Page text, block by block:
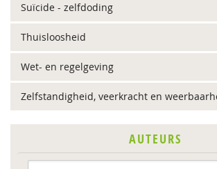
Suïcide - zelfdoding
Thuisloosheid
Wet- en regelgeving
Zelfstandigheid, veerkracht en
AUTEURS